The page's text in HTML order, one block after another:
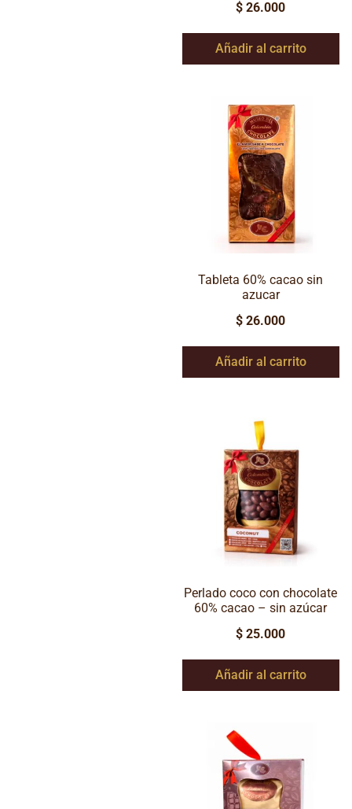
$ 26.000
Añadir al carrito
Tableta 60% cacao sin
azucar
$ 26.000
Añadir al carrito
Perlado coco con chocolate
60% cacao – sin azúcar
$ 25.000
Añadir al carrito